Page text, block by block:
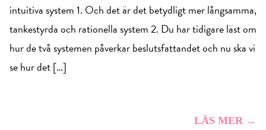
intuitiva system 1. Och det är det betydligt mer långsamma,
tankestyrda och rationella system 2. Du har tidigare läst om
hur de två systemen påverkar beslutsfattandet och nu ska vi
se hur det […]
LÄS MER →